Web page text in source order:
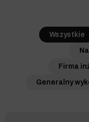
Wszystkie
Firma
Generalny